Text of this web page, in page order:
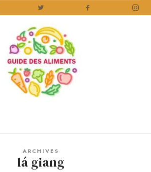
Aliments
ARCHIVES
lá giang